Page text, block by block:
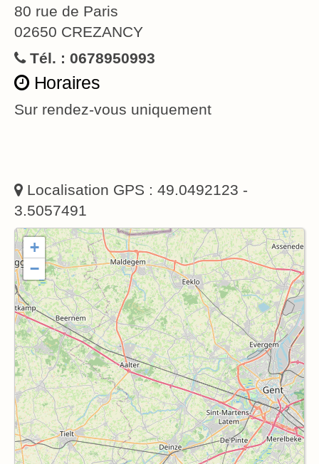
80 rue de Paris
02650 CREZANCY
Tél. : 0678950993
Horaires
Sur rendez-vous uniquement
Localisation GPS : 49.0492123 -
3.5057491
+
−